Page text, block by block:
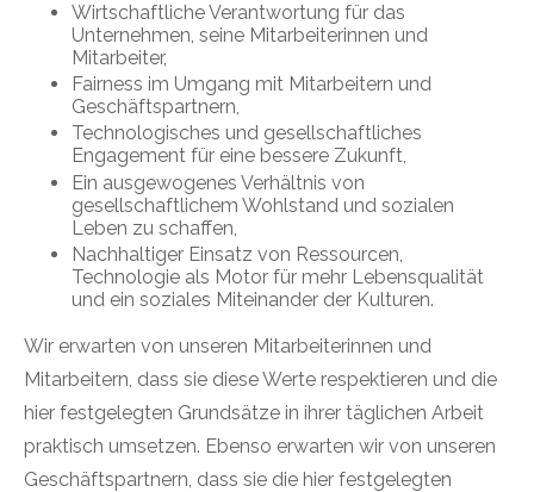
Wirtschaftliche Verantwortung für das
Unternehmen, seine Mitarbeiterinnen und
Mitarbeiter,
Fairness im Umgang mit Mitarbeitern und
Geschäftspartnern,
Technologisches und gesellschaftliches
Engagement für eine bessere Zukunft,
Ein ausgewogenes Verhältnis von
gesellschaftlichem Wohlstand und sozialen
Leben zu schaffen,
Nachhaltiger Einsatz von Ressourcen,
Technologie als Motor für mehr Lebensqualität
und ein soziales Miteinander der Kulturen.
Wir erwarten von unseren Mitarbeiterinnen und
Mitarbeitern, dass sie diese Werte respektieren und die
hier festgelegten Grundsätze in ihrer täglichen Arbeit
praktisch umsetzen. Ebenso erwarten wir von unseren
Geschäftspartnern, dass sie die hier festgelegten